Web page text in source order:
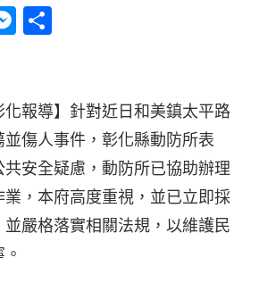
Messenger
化報導】針對近日和美鎮太平路
傷人事件，彰化縣動防所表
安全疑慮，動防所已協助辦理
，本府高度重視，並已立即採
嚴格落實相關法規，以維護民